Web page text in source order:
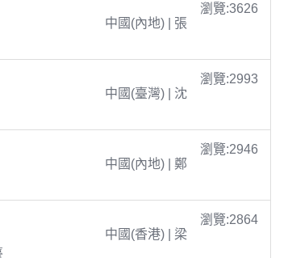
瀏覽:3626
中國(內地) | 張
瀏覽:2993
中國(臺灣) | 沈
瀏覽:2946
中國(內地) | 鄭
瀏覽:2864
中國(香港) | 梁